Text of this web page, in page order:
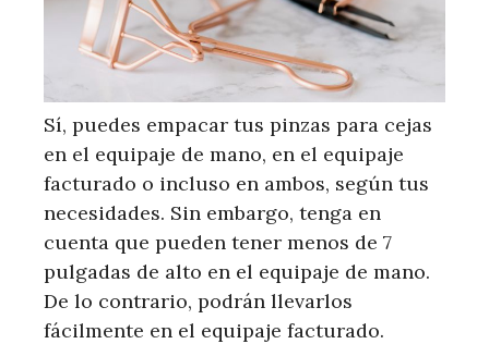
Sí, puedes empacar tus pinzas para cejas
en el equipaje de mano, en el equipaje
facturado o incluso en ambos, según tus
necesidades. Sin embargo, tenga en
cuenta que pueden tener menos de 7
pulgadas de alto en el equipaje de mano.
De lo contrario, podrán llevarlos
fácilmente en el equipaje facturado.